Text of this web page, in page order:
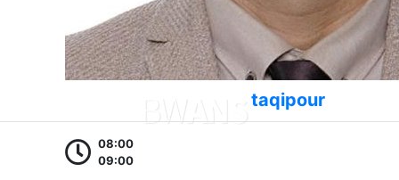
taqipour
08:00
09:00
değerli geri bildirimler sağlıyor. Anlama ve kelime
dağarcığım büyük ölçüde gelişti. Şiddetle tavsiye
Ana dili İngilizce olan öğretmenlerle yapılan canlı
oturumlar son derece faydalıdır ve kaydedilen dersler